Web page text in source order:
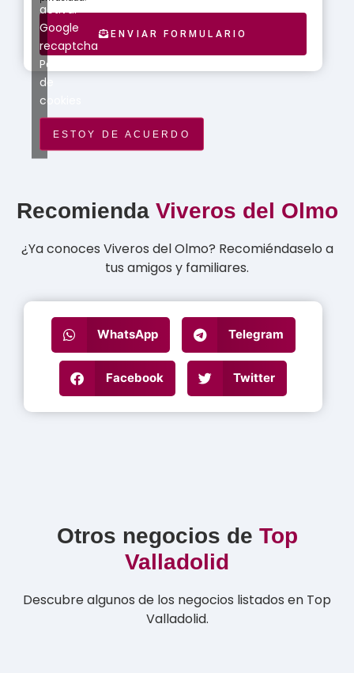
activar
Google
recaptcha
Política
de
cookies
ESTOY DE ACUERDO
ENVIAR FORMULARIO
Recomienda Viveros del Olmo
¿Ya conoces Viveros del Olmo? Recomiéndaselo a
tus amigos y familiares.
WhatsApp Telegram
Facebook Twitter
Otros negocios de Top
Valladolid
Descubre algunos de los negocios listados en Top
Valladolid.